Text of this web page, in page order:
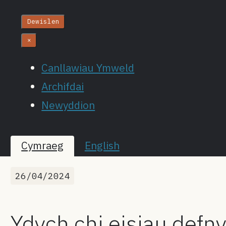
Dewislen
×
Canllawiau Ymweld
Archifdai
Newyddion
Cymraeg English
26/04/2024